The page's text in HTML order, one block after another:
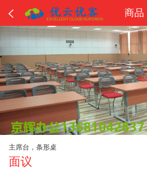
商品
主席台，条形桌
面议